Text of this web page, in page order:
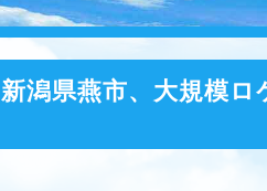
新潟県燕市、大規模ロ